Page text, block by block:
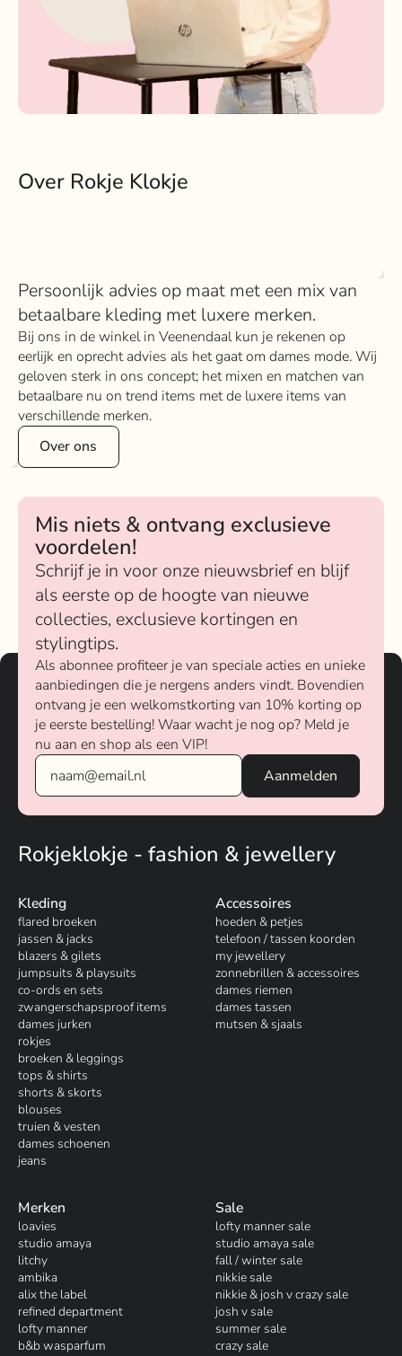
Over Rokje Klokje
Persoonlijk advies op maat met een mix van
betaalbare kleding met luxere merken.
Bij ons in de winkel in Veenendaal kun je rekenen op
eerlijk en oprecht advies als het gaat om dames mode. Wij
geloven sterk in ons concept; het mixen en matchen van
betaalbare nu on trend items met de luxere items van
verschillende merken.
Over ons
Mis niets & ontvang exclusieve
voordelen!
Schrijf je in voor onze nieuwsbrief en blijf
als eerste op de hoogte van nieuwe
collecties, exclusieve kortingen en
stylingtips.
Als abonnee profiteer je van speciale acties en unieke
aanbiedingen die je nergens anders vindt. Bovendien
ontvang je een welkomstkorting van 10% korting op
je eerste bestelling! Waar wacht je nog op? Meld je
nu aan en shop als een VIP!
Rokjeklokje - fashion & jewellery
Kleding
flared broeken
jassen & jacks
blazers & gilets
jumpsuits & playsuits
co-ords en sets
zwangerschapsproof items
dames jurken
rokjes
broeken & leggings
tops & shirts
shorts & skorts
blouses
truien & vesten
dames schoenen
jeans
Accessoires
hoeden & petjes
telefoon / tassen koorden
my jewellery
zonnebrillen & accessoires
dames riemen
dames tassen
mutsen & sjaals
Merken
loavies
studio amaya
litchy
ambika
alix the label
refined department
lofty manner
b&b wasparfum
Sale
lofty manner sale
studio amaya sale
fall / winter sale
nikkie sale
nikkie & josh v crazy sale
josh v sale
summer sale
crazy sale